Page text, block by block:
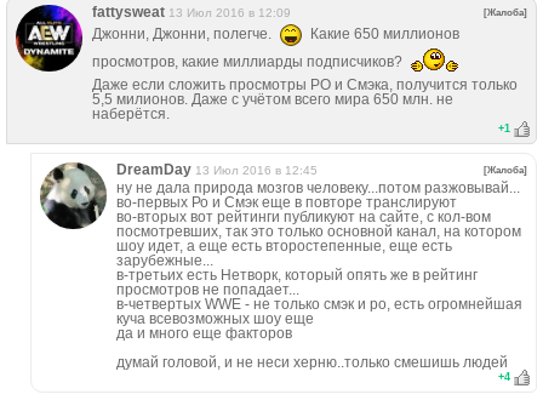
fattysweat 13 Июл 2016 в 12:09 [Жалоба]
Джонни, Джонни, полегче.
Какие 650 миллионов
просмотров, какие миллиарды подписчиков?
Даже если сложить просмотры РО и Смэка, получится только
5,5 милионов. Даже с учётом всего мира 650 млн. не
наберётся.
+1
DreamDay 13 Июл 2016 в 12:45 [Жалоба]
ну не дала природа мозгов человеку...потом разжовывай...
во-первых Ро и Смэк еще в повторе транслируют
во-вторых вот рейтинги публикуют на сайте, с кол-вом
посмотревших, так это только основной канал, на котором
шоу идет, а еще есть второстепенные, еще есть
зарубежные...
в-третьих есть Нетворк, который опять же в рейтинг
просмотров не попадает...
в-четвертых WWE - не только смэк и ро, есть огромнейшая
куча всевозможных шоу еще
да и много еще факторов
думай головой, и не неси херню..только смешишь людей
+4